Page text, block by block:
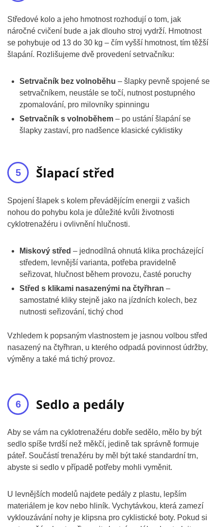
Středové kolo a jeho hmotnost rozhodují o tom, jak
náročné cvičení bude a jak dlouho stroj vydrží. Hmotnost
se pohybuje od 13 do 30 kg – čím vyšší hmotnost, tím těžší
šlapání. Rozlišujeme dvě provedení setrvačníku:
Setrvačník bez volnoběhu – šlapky pevně spojené se
setrvačníkem, neustále se točí, nutnost postupného
zpomalování, pro milovníky spinningu
Setrvačník s volnoběhem – po ustání šlapání se
šlapky zastaví, pro nadšence klasické cyklistiky
Šlapací střed
Spojení šlapek s kolem převádějícím energii z vašich
nohou do pohybu kola je důležité kvůli životnosti
cyklotrenažéru i ovlivnění hlučnosti.
Miskový střed – jednodílná ohnutá klika procházející
středem, levnější varianta, potřeba pravidelně
seřizovat, hlučnost během provozu, časté poruchy
Střed s klikami nasazenými na čtyřhran –
samostatné kliky stejně jako na jízdních kolech, bez
nutnosti seřizování, tichý chod
Vzhledem k popsaným vlastnostem je jasnou volbou střed
nasazený na čtyřhran, u kterého odpadá povinnost údržby,
výměny a také má tichý provoz.
Sedlo a pedály
Aby se vám na cyklotrenažéru dobře sedělo, mělo by být
sedlo spíše tvrdší než měkčí, jedině tak správně formuje
páteř. Součástí trenažéru by měl být také standardní trn,
abyste si sedlo v případě potřeby mohli vyměnit.
U levnějších modelů najdete pedály z plastu, lepším
materiálem je kov nebo hliník. Vychytávkou, která zamezí
vyklouzávání nohy je klipsna pro cyklistické boty. Pokud si